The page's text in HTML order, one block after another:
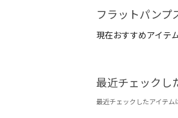
フラットパンプ
現在おすすめアイテ
最近チェックし
最近チェックしたアイテム